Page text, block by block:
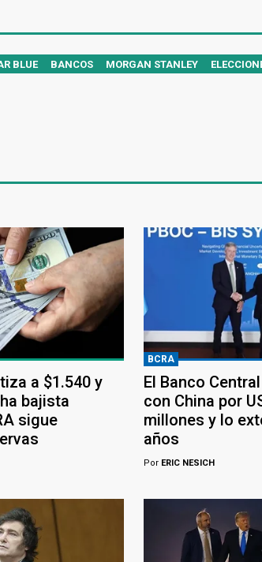
BLUE BANCOS MORGAN STANLEY
a $1.540 y
bajista
sigue
BCRA
El Banco
con China por
millones y lo
años
PorERIC NESICH